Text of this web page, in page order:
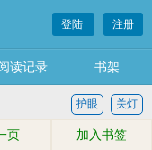
登陆 注册
读记录 书架
关灯
护眼
页 加入书签